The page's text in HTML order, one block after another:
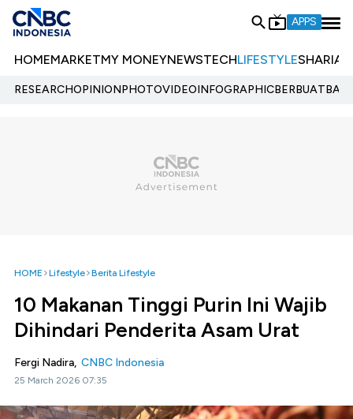
APPS
HOMEMARKETMY MONEYNEWSTECHLIFESTYLESHARIA
RESEARCHOPINIONPHOTOVIDEOINFOGRAPHIC
HOME Lifestyle Berita Lifestyle
10 Makanan Tinggi Purin Ini Wajib
Dihindari Penderita Asam Urat
Fergi Nadira, CNBC Indonesia
25 March 2026 07:35